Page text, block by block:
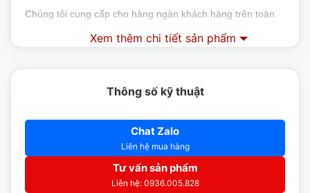
Chúng tôi cung cấp cho hàng ngàn khách hàng trên toàn
được sản xuất từ tập đoàn Inoksan
tới từ Thổ Nhĩ Kỳ.
Tập đoàn có nhiều năm kinh nghiệm trong lĩnh vực sản
Xem thêm chi tiết sản phẩm
Thông số kỹ thuật
Chat Zalo
Liên hệ mua hàng
Tư vấn sản phẩm
Liên hệ: 0936.005.828